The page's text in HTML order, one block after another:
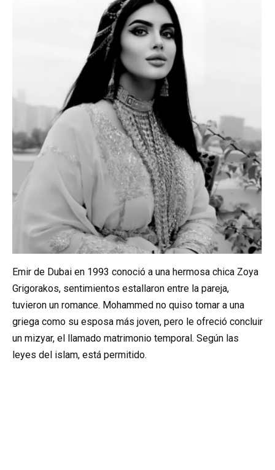
Emir de Dubai en 1993 conoció a una hermosa chica Zoya
Grigorakos, sentimientos estallaron entre la pareja,
tuvieron un romance. Mohammed no quiso tomar a una
griega como su esposa más joven, pero le ofreció concluir
un mizyar, el llamado matrimonio temporal. Según las
leyes del islam, está permitido.